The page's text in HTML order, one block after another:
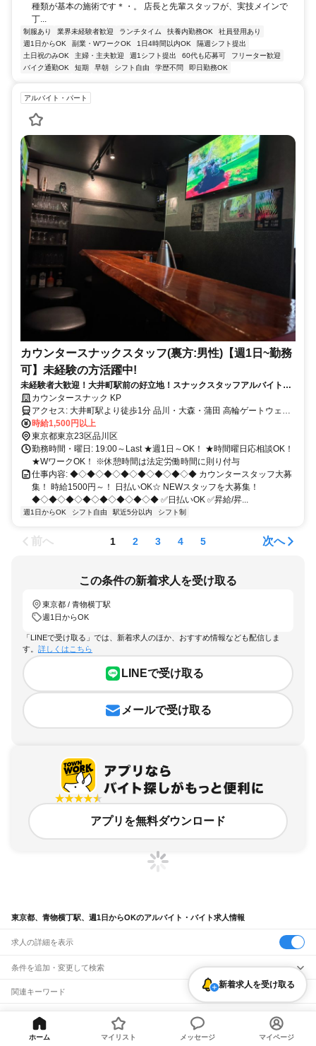
種類が基本の施術です＊・。 店長と先輩スタッフが、実技メインで
丁...
制服あり 業界未経験者歓迎 ランチタイム 扶養内勤務OK
社員登用あり
週1日からOK
副業・WワークOK 1日4時間以内OK
隔週シフト提出
土日祝のみOK
主婦・主夫歓迎 週1シフト提出 60代も応募可
フリーター歓迎
バイク通勤OK
短期 早朝 シフト自由 学歴不問 即日勤務OK
アルバイト・パート
カウンタースナックスタッフ(裏方:男性)【週1日~勤務
可】未経験の方活躍中!
未経験者大歓迎！大井町駅前の好立地！スナックスタッフアルバイトを
大募集！Wワーカー多数活躍中！
カウンタースナック KP
アクセス: 大井町駅より徒歩1分 品川・大森・蒲田 高輪ゲートウェ
イ・田町・川崎 浜松町・新橋・有楽町・鶴見 下神明・戸越公園・中
時給1,500円以上
東京都東京23区品川区
勤務時間・曜日: 19:00～Last ★週1日～OK！ ★時間曜日応相談OK！
★WワークOK！ ※休憩時間は法定労働時間に則り付与
仕事内容: ◆◇◆◇◆◇◆◇◆◇◆◇◆◇◆ カウンタースタッフ大募
集！ 時給1500円～！ 日払いOK☆ NEWスタッフを大募集！
◆◇◆◇◆◇◆◇◆◇◆◇◆◇◆ ✅日払いOK ✅昇給/昇...
週1日からOK シフト自由 駅近5分以内 シフト制
前へ 1 2 3 4 5 次へ
この条件の新着求人を受け取る
東京都 / 青物横丁駅
週1日からOK
「LINEで受け取る」では、新着求人のほか、おすすめ情報なども配信しま
す。 詳しくはこちら
LINEで受け取る
メールで受け取る
アプリを無料ダウンロード
東京都、青物横丁駅、週1日からOKのアルバイト・バイト求人情報
求人の詳細を表示
条件を追加・変更して検索
市区町村を追加・変更
東京都すべて
東京23区
駅を追加・変更
JR東海道本線(東京～熱海)
職種を追加・変更
関連キーワード
バイトTOP
東京23区 青物横丁駅
週1日からOK
のアルバイト・バイト・求人
新着求人を受け取る
ホーム マイリスト メッセージ マイページ